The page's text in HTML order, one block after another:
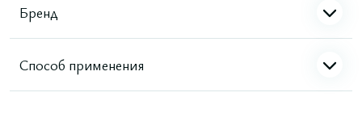
Бренд
Способ применения